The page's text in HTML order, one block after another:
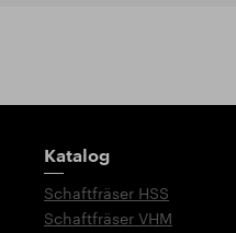
Wegweiser
Katalog
Schaftfräser HSS
Schaftfräser VHM